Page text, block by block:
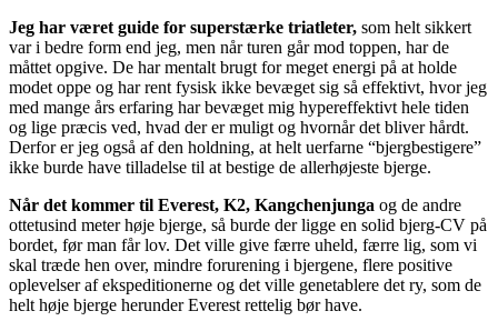
Jeg har været guide for superstærke triatleter, som helt sikkert
var i bedre form end jeg, men når turen går mod toppen, har de
måttet opgive. De har mentalt brugt for meget energi på at holde
modet oppe og har rent fysisk ikke bevæget sig så effektivt, hvor jeg
med mange års erfaring har bevæget mig hypereffektivt hele tiden
og lige præcis ved, hvad der er muligt og hvornår det bliver hårdt.
Derfor er jeg også af den holdning, at helt uerfarne “bjergbestigere”
ikke burde have tilladelse til at bestige de allerhøjeste bjerge.
Når det kommer til Everest, K2, Kangchenjunga og de andre
ottetusind meter høje bjerge, så burde der ligge en solid bjerg-CV på
bordet, før man får lov. Det ville give færre uheld, færre lig, som vi
skal træde hen over, mindre forurening i bjergene, flere positive
oplevelser af ekspeditionerne og det ville genetablere det ry, som de
helt høje bjerge herunder Everest rettelig bør have.